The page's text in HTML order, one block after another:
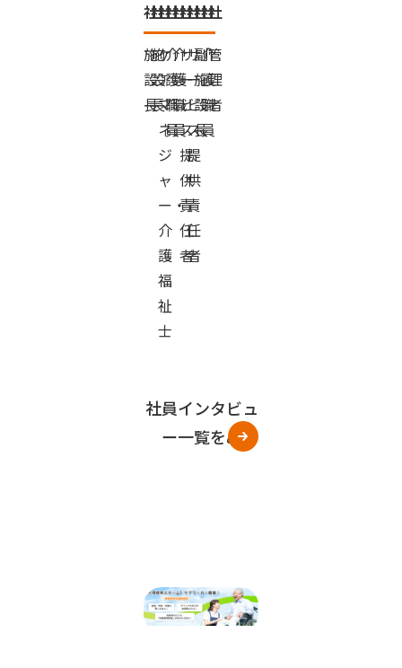
社
施
設
長
社
施
設
長
社
ケ
ア
マ
ネ
ジ
ャ
ー・
介
護
福
祉
士
社
介
護
職
員
社
介
護
職
員
社
サ
ー
ビ
ス
提
供
責
任
者
社
サ
ー
ビ
ス
提
供
責
任
者
社
副
施
設
長
社
介
護
職
員
社
管
理
者
社員インタビュ
ー一覧をみる